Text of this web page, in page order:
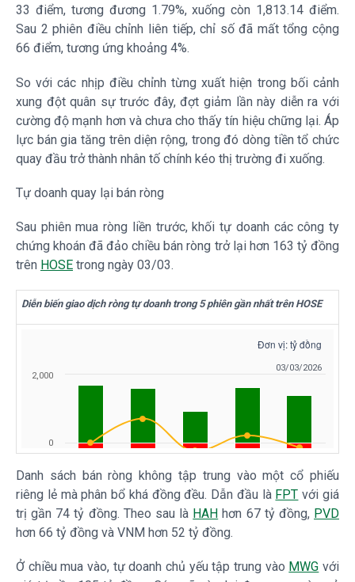
33 điểm, tương đương 1.79%, xuống còn 1,813.14 điểm.
Sau 2 phiên điều chỉnh liên tiếp, chỉ số đã mất tổng cộng
66 điểm, tương ứng khoảng 4%.
So với các nhịp điều chỉnh từng xuất hiện trong bối cảnh
xung đột quân sự trước đây, đợt giảm lần này diễn ra với
cường độ mạnh hơn và chưa cho thấy tín hiệu chững lại. Áp
lực bán gia tăng trên diện rộng, trong đó dòng tiền tổ chức
quay đầu trở thành nhân tố chính kéo thị trường đi xuống.
Tự doanh quay lại bán ròng
Sau phiên mua ròng liền trước, khối tự doanh các công ty
chứng khoán đã đảo chiều bán ròng trở lại hơn 163 tỷ đồng
trên HOSE trong ngày 03/03.
Diễn biến giao dịch ròng tự doanh trong 5 phiên gần nhất trên HOSE
Danh sách bán ròng không tập trung vào một cổ phiếu
riêng lẻ mà phân bổ khá đồng đều. Dẫn đầu là FPT với giá
trị gần 74 tỷ đồng. Theo sau là HAH hơn 67 tỷ đồng, PVD
hơn 66 tỷ đồng và VNM hơn 52 tỷ đồng.
Ở chiều mua vào, tự doanh chủ yếu tập trung vào MWG với